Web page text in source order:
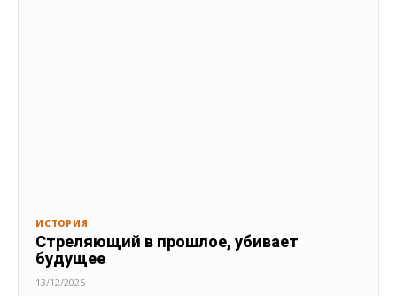
ИСТОРИЯ
Стреляющий в прошлое, убивает
будущее
13/12/2025